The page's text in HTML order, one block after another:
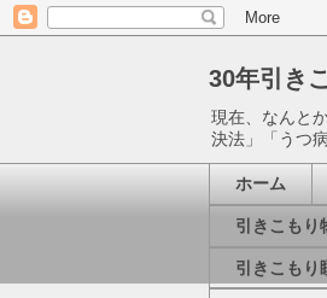
30年引き
現在、なんと
決法」「うつ
ホーム
引きこもり
引きこもり